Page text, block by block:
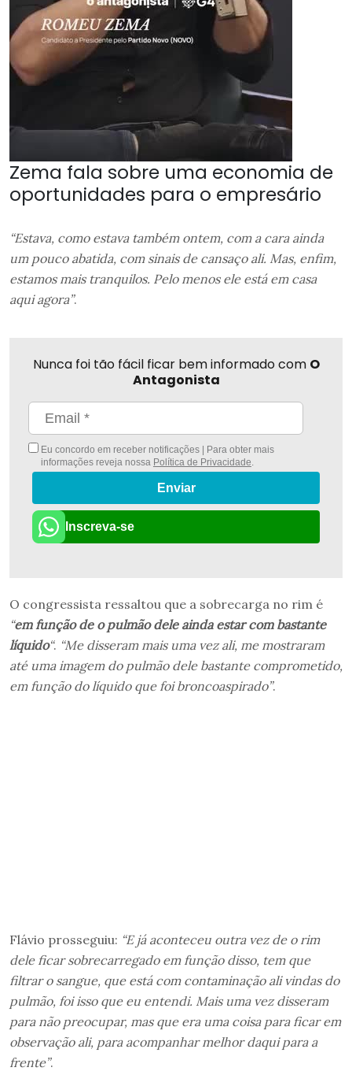
Zema fala sobre uma economia de
oportunidades para o empresário
“Estava, como estava também ontem, com a cara ainda
um pouco abatida, com sinais de cansaço ali. Mas, enfim,
estamos mais tranquilos. Pelo menos ele está em casa
aqui agora”.
Nunca foi tão fácil ficar bem informado com O
Antagonista
Eu concordo em receber notificações | Para obter mais
informações reveja nossa Política de Privacidade.
Enviar
Inscreva-se
O congressista ressaltou que a sobrecarga no rim é
“em função de o pulmão dele ainda estar com bastante
líquido“. “Me disseram mais uma vez ali, me mostraram
até uma imagem do pulmão dele bastante comprometido,
em função do líquido que foi broncoaspirado”.
Flávio prosseguiu: “E já aconteceu outra vez de o rim
dele ficar sobrecarregado em função disso, tem que
filtrar o sangue, que está com contaminação ali vindas do
pulmão, foi isso que eu entendi. Mais uma vez disseram
para não preocupar, mas que era uma coisa para ficar em
observação ali, para acompanhar melhor daqui para a
frente”.